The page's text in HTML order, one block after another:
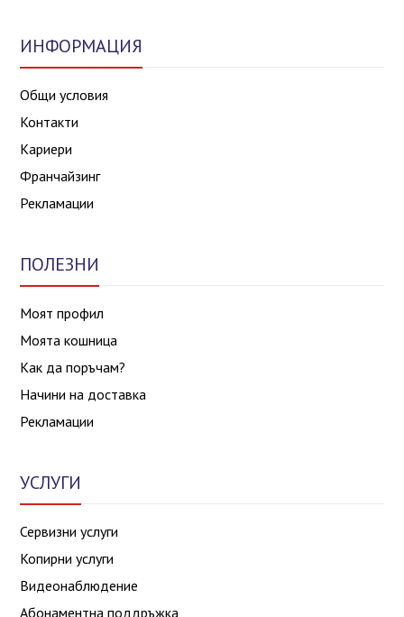
ИНФОРМАЦИЯ
Общи условия
Контакти
Кариери
Франчайзинг
Рекламации
ПОЛЕЗНИ
Моят профил
Моята кошница
Как да поръчам?
Начини на доставка
Рекламации
УСЛУГИ
Сервизни услуги
Копирни услуги
Видеонаблюдение
Абонаментна поддръжка